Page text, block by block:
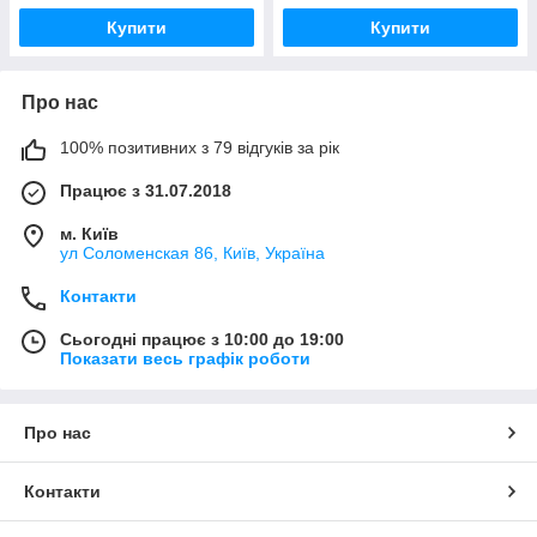
Купити Купити
Про нас
100% позитивних з 79 відгуків за рік
Працює з 31.07.2018
м. Київ
ул Соломенская 86, Київ, Україна
Контакти
Сьогодні працює з 10:00 до 19:00
Показати весь графік роботи
Про нас
Контакти